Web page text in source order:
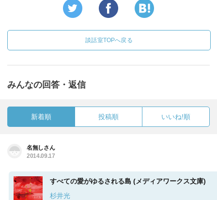
談話室TOPへ戻る
みんなの回答・返信
新着順 投稿順 いいね!順
名無しさん
2014.09.17
すべての愛がゆるされる島 (メディアワークス文庫)
杉井光